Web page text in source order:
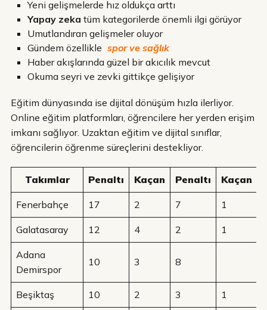
Yeni gelişmelerde hız oldukça arttı
Yapay zeka tüm kategorilerde önemli ilgi görüyor
Umutlandıran gelişmeler oluyor
Gündem özellikle spor ve sağlık
Haber akışlarında güzel bir akıcılık mevcut
Okuma seyri ve zevki gittikçe gelişiyor
Eğitim dünyasında ise dijital dönüşüm hızla ilerliyor.
Online eğitim platformları, öğrencilere her yerden erişim
imkanı sağlıyor. Uzaktan eğitim ve dijital sınıflar,
öğrencilerin öğrenme süreçlerini destekliyor.
Takımlar Penaltı Kaçan Penaltı Kaçan
Fenerbahçe 17 2 7 1
Galatasaray 12 4 2 1
Adana
Demirspor
10 3 8
Beşiktaş 10 2 3 1